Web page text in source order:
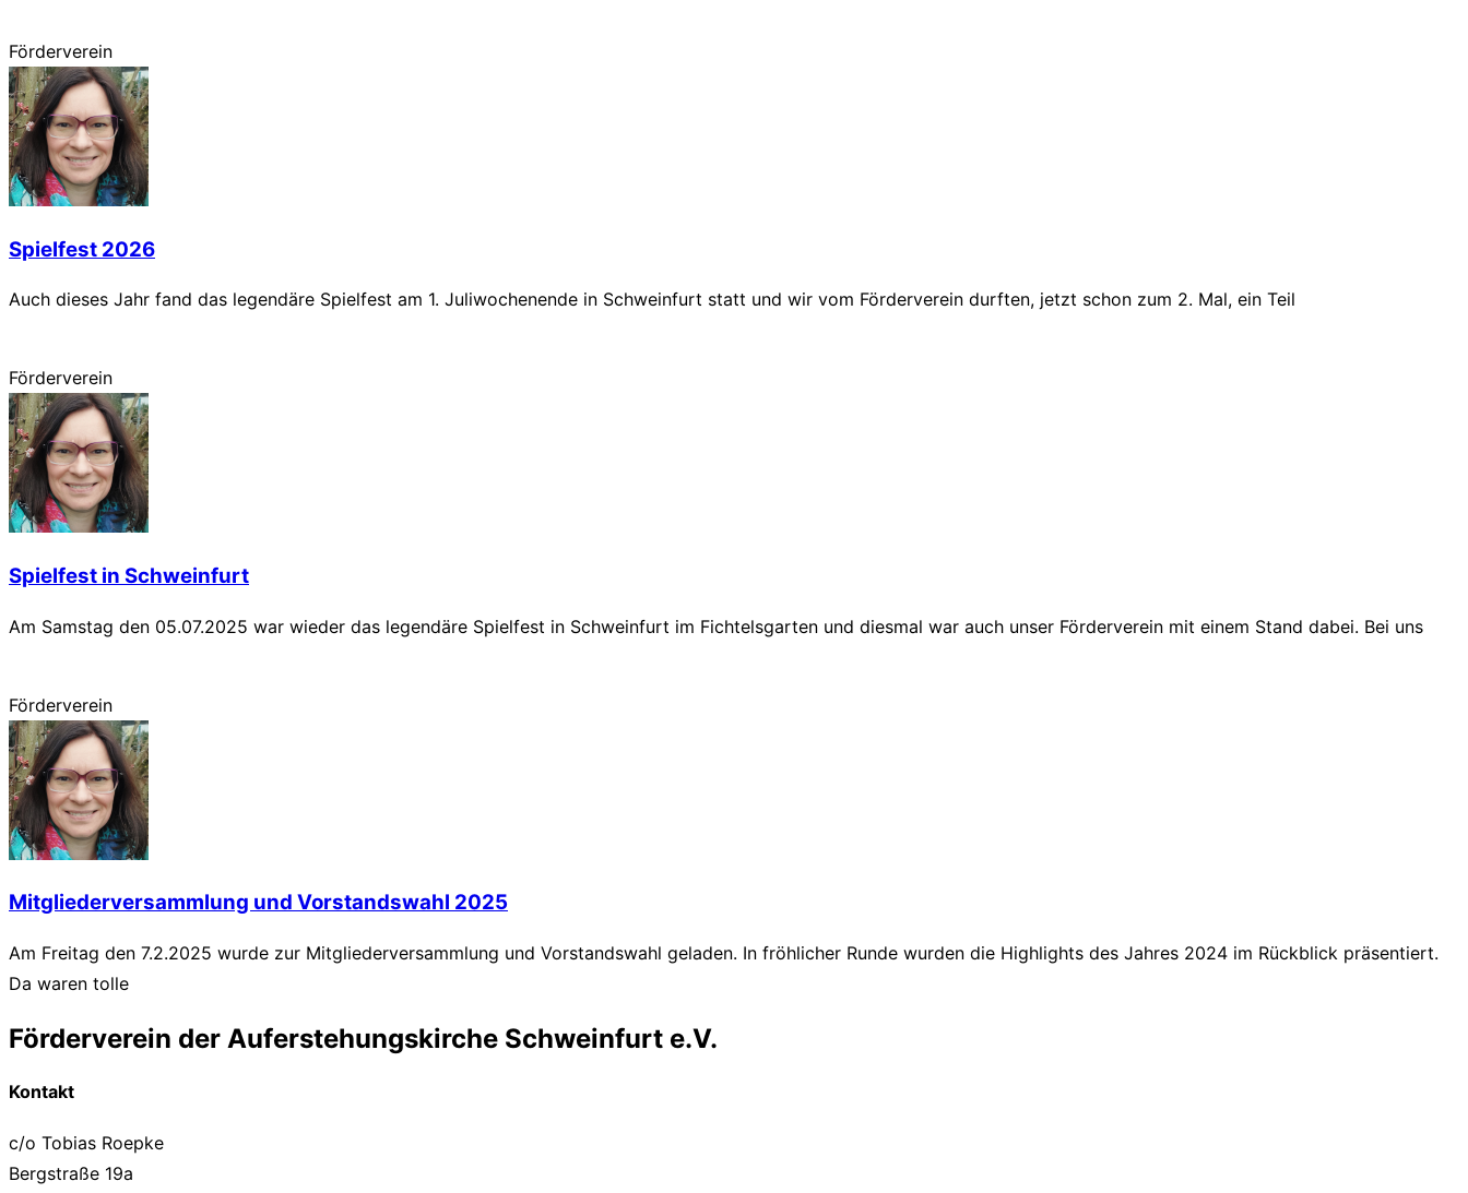
Förderverein
Spielfest 2026
Auch dieses Jahr fand das legendäre Spielfest am 1. Juliwochenende in Schweinfurt statt und wir vom Förderverein durften, jetzt schon zum 2. Mal, ein Teil
Förderverein
Spielfest in Schweinfurt
Am Samstag den 05.07.2025 war wieder das legendäre Spielfest in Schweinfurt im Fichtelsgarten und diesmal war auch unser Förderverein mit einem Stand dabei. Bei uns
Förderverein
Mitgliederversammlung und Vorstandswahl 2025
Am Freitag den 7.2.2025 wurde zur Mitgliederversammlung und Vorstandswahl geladen. In fröhlicher Runde wurden die Highlights des Jahres 2024 im Rückblick präsentiert.
Da waren tolle
Förderverein der Auferstehungskirche Schweinfurt e.V.
Kontakt
c/o Tobias Roepke
Bergstraße 19a